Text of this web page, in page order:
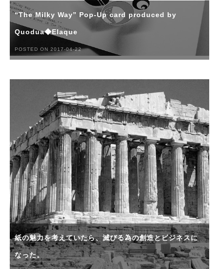
“The Milky Way” Pop-Up card produced by
Quodua◆Elaque
POSTED ON 2017-04-22
紙の魅力を考えていたら、滅びる為の創造とビジネスに
なった。